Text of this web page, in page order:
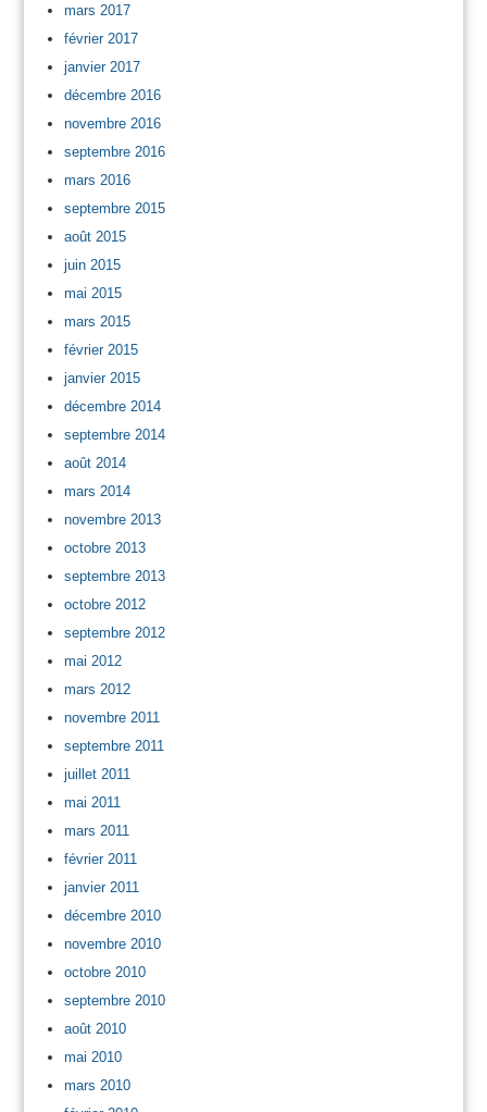
mars 2017
février 2017
janvier 2017
décembre 2016
novembre 2016
septembre 2016
mars 2016
septembre 2015
août 2015
juin 2015
mai 2015
mars 2015
février 2015
janvier 2015
décembre 2014
septembre 2014
août 2014
mars 2014
novembre 2013
octobre 2013
septembre 2013
octobre 2012
septembre 2012
mai 2012
mars 2012
novembre 2011
septembre 2011
juillet 2011
mai 2011
mars 2011
février 2011
janvier 2011
décembre 2010
novembre 2010
octobre 2010
septembre 2010
août 2010
mai 2010
mars 2010